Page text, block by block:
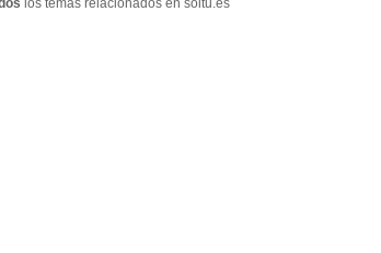
los temas relacionados en soitu.es